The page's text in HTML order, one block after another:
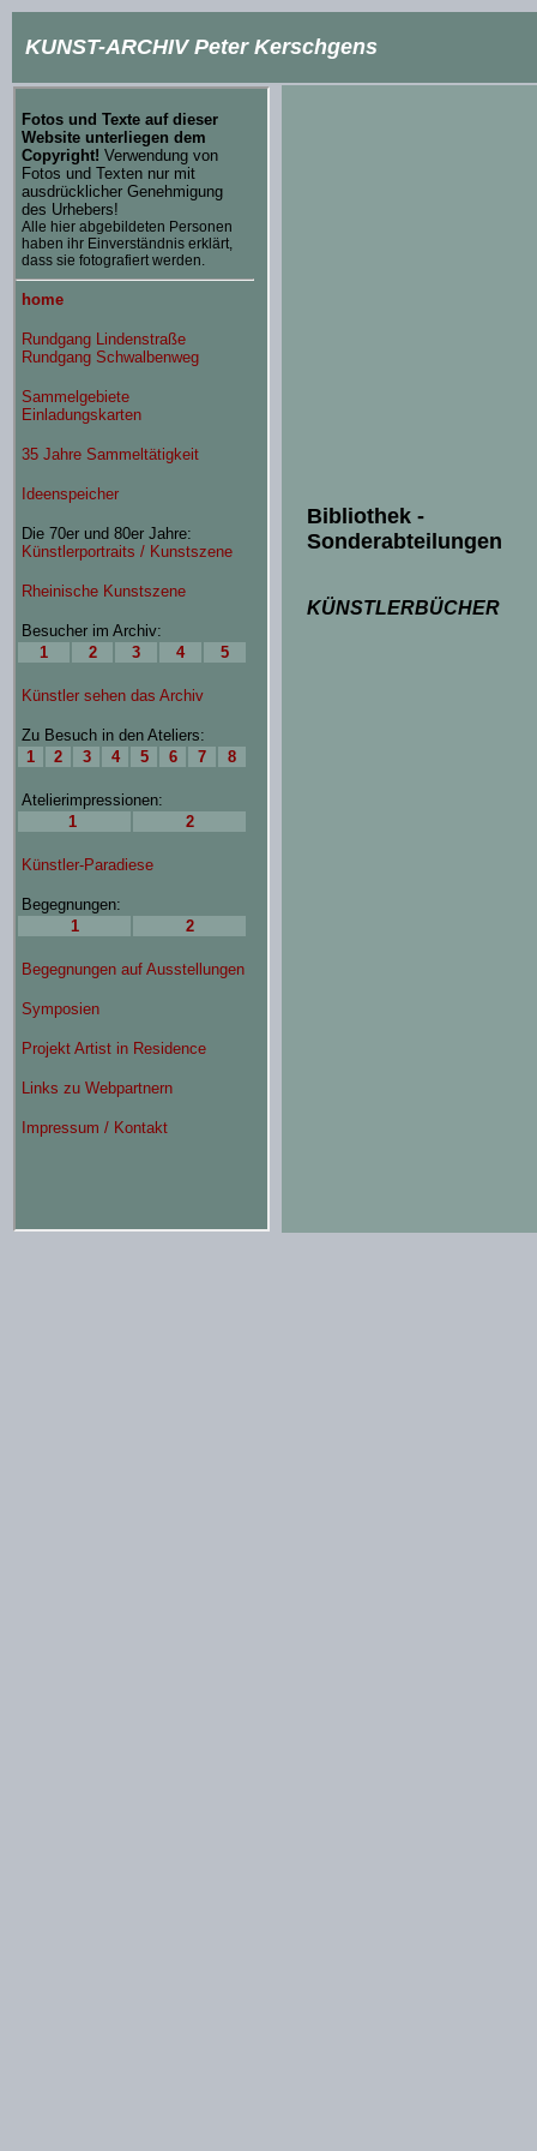
KUNST-ARCHIV Peter Kerschgens
Bibliothek -
Sonderabteilungen
KÜNSTLERBÜCHER